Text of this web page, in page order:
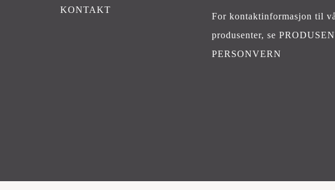
KONTAKT
For kontaktinformasjon til
produsenter, se
PERSONVERN